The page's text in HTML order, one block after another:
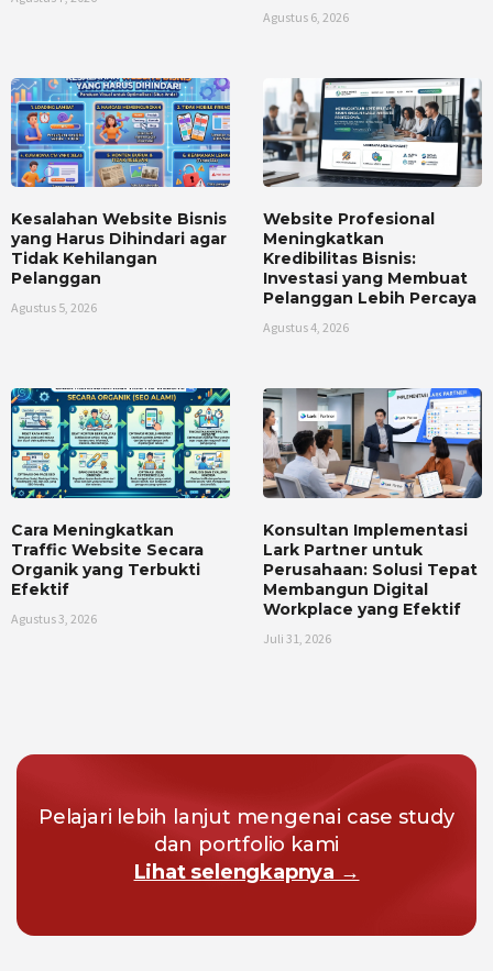
Agustus 6, 2026
Kesalahan Website Bisnis
yang Harus Dihindari agar
Tidak Kehilangan
Pelanggan
Agustus 5, 2026
Website Profesional
Meningkatkan
Kredibilitas Bisnis:
Investasi yang Membuat
Pelanggan Lebih Percaya
Agustus 4, 2026
Cara Meningkatkan
Traffic Website Secara
Organik yang Terbukti
Efektif
Agustus 3, 2026
Konsultan Implementasi
Lark Partner untuk
Perusahaan: Solusi Tepat
Membangun Digital
Workplace yang Efektif
Juli 31, 2026
Pelajari lebih lanjut mengenai case study
dan portfolio kami
Lihat selengkapnya →